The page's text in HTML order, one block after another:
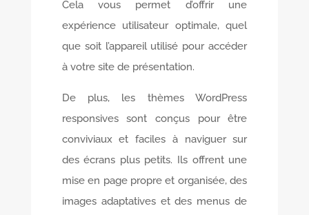
Cela vous permet d’offrir une
expérience utilisateur optimale, quel
que soit l’appareil utilisé pour accéder
à votre site de présentation.
De plus, les thèmes WordPress
responsives sont conçus pour être
conviviaux et faciles à naviguer sur
des écrans plus petits. Ils offrent une
mise en page propre et organisée, des
images adaptatives et des menus de